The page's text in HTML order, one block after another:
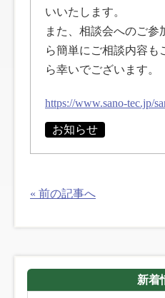
いいたします。
また、相談会へのご参
ら簡単にご相談内容も
ら幸いでございます。
https://www.sano-tec.jp/
お知らせ
« 前の記事へ
新着